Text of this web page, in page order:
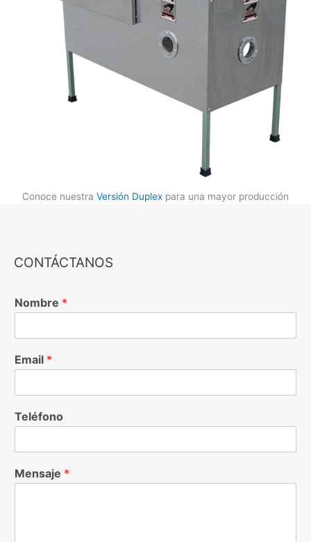
Conoce nuestra Versión Duplex para una mayor producción
CONTÁCTANOS
Nombre *
Email *
Teléfono
Mensaje *